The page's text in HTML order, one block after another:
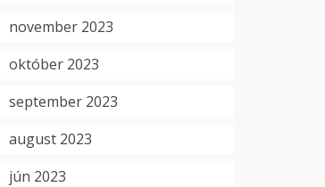
november 2023
október 2023
september 2023
august 2023
jún 2023